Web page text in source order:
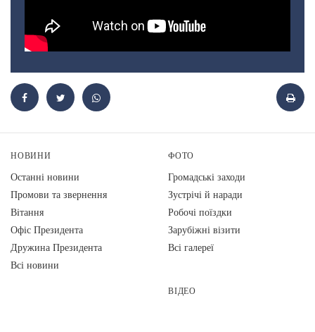
НОВИНИ
Останні новини
Промови та звернення
Вiтання
Офіс Президента
Дружина Президента
Всі новини
ФОТО
Громадські заходи
Зустрічі й наради
Робочі поїздки
Зарубіжні візити
Всі галереї
ВІДЕО